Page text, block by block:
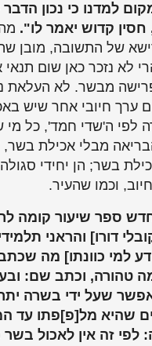
למדנו כי נכון הדבר
קדוש יאמר לו".מה
של התשובה, מובן
לא נזכר כאן שום תנאי
מבשר. לא העלאת
ערך חיובי אחר שיש
לפי ה'שדי חמד', כל מי
מבלי אכילת בשר,
בשר; הן יחידי סגולה
וכמו שהעיר.
ספר שיעור קומה
דורו] והראני
למי כוונתו] מה שכתב
טהורה, וכתב שם:
שעל ידי בשרה
שהיא מל[פ]פתו עד
זה אין לאכול בשר